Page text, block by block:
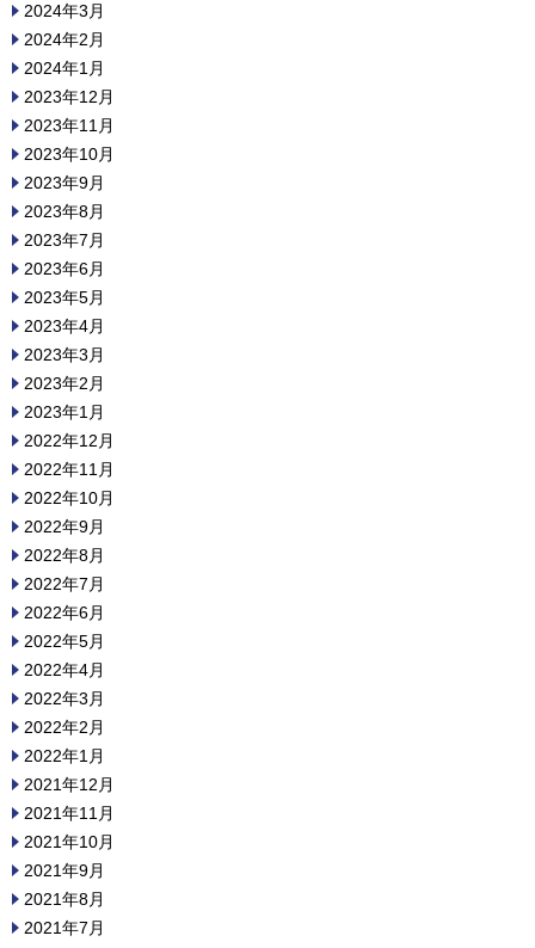
2024年3月
2024年2月
2024年1月
2023年12月
2023年11月
2023年10月
2023年9月
2023年8月
2023年7月
2023年6月
2023年5月
2023年4月
2023年3月
2023年2月
2023年1月
2022年12月
2022年11月
2022年10月
2022年9月
2022年8月
2022年7月
2022年6月
2022年5月
2022年4月
2022年3月
2022年2月
2022年1月
2021年12月
2021年11月
2021年10月
2021年9月
2021年8月
2021年7月